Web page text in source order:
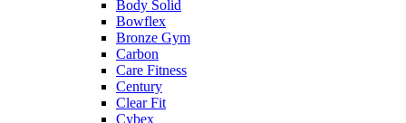
Body Solid
Bowflex
Bronze Gym
Carbon
Care Fitness
Century
Clear Fit
Cybex